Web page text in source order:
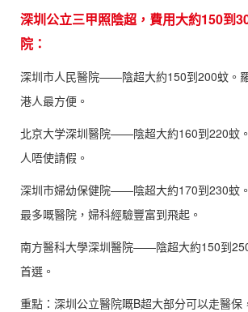
深圳公立三甲照陰超，費用大約150到
院：
深圳市人民醫院——陰超大約150到200蚊。
港人最方便。
北京大学深圳醫院——陰超大約160到220蚊
人唔使請假。
深圳市婦幼保健院——陰超大約170到230蚊
最多嘅醫院，婦科經驗豐富到飛起。
南方醫科大學深圳醫院——陰超大約150到
首選。
重點：深圳公立醫院嘅B超大部分可以走醫保